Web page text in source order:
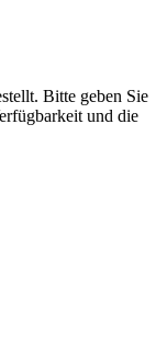
Bitte geben Sie
und die